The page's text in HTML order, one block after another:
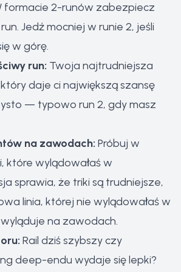
formacie 2-runów zabezpiecz
Jedź mocniej w runie 2, jeśli
w górę.
run: Twoja najtrudniejsza
daje ci największą szansę
— typowo run 2, gdy masz
na zawodach: Próbuj w
które wylądowałaś w
sprawia, że triki są trudniejsze,
linia, której nie wylądowałaś w
na zawodach.
Rail dziś szybszy czy
deep-endu wydaje się lepki?